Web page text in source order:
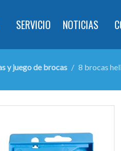
SERVICIO NOTICIAS
y juego de brocas / 8 brocas